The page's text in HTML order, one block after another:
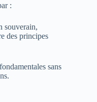
:
souverain,
des principes
sans